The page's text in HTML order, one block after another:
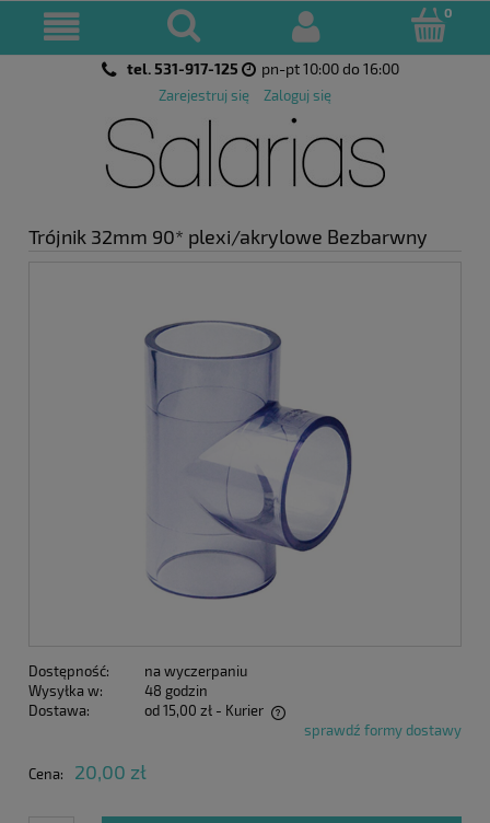
tel. 531-917-125 pn-pt 10:00 do 16:00
Zarejestruj się Zaloguj się
Trójnik 32mm 90* plexi/akrylowe Bezbarwny
Dostępność:
na wyczerpaniu
Wysyłka w:
48 godzin
Dostawa:
od 15,00 zł - Kurier
Cena nie zawiera ewentualnych kosztów płatnościsprawdź formy dostawy
Cena: 20,00 zł